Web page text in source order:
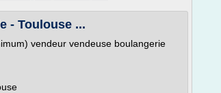
- Toulouse ...
vendeur vendeuse boulangerie